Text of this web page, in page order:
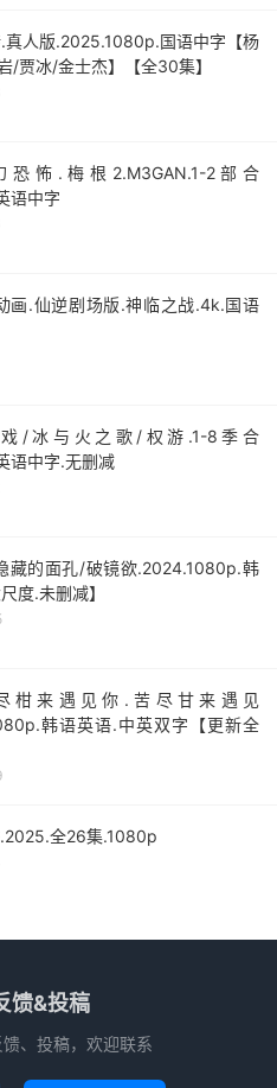
真人版.2025.1080p.国语中字【杨
/贾冰/金士杰】【全30集】
恐怖.梅根2.M3GAN.1-2部合
语中字
画.仙逆剧场版.神临之战.4k.国语
/冰与火之歌/权游.1-8季合
语中字.无删减
藏的面孔/破镜欲.2024.1080p.韩
度.未删减】
柑来遇见你.苦尽甘来遇见
韩语英语.中英双字【更新全
全26集.1080p
馈&投稿
、投稿，欢迎联系